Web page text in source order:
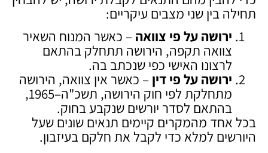
תחילה בין שני מצבים עיקריים:
ירושה על פי צוואה – כאשר המנוח השאיר
צוואה תקפה, הירושה תתחלק בהתאם
לרצונו האישי כפי שנכתב בה.
ירושה על פי דין – כאשר אין צוואה, הירושה
מתחלקת לפי חוק הירושה, תשכ"ה–1965,
בהתאם לסדר יורשים שנקבע בחוק.
בכל אחד מהמקרים קיימים תנאים שונים שעל
היורשים למלא כדי לקבל את חלקם בעיזבון.